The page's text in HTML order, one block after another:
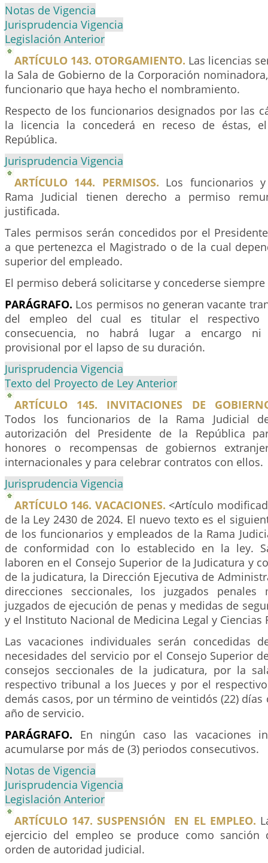
Notas de Vigencia
Jurisprudencia Vigencia
Legislación Anterior
ARTÍCULO 143. OTORGAMIENTO. Las licencias
la Sala de Gobierno de la Corporación
funcionario que haya hecho el nombramiento.
Respecto de los funcionarios designados por las
la licencia la concederá en receso de éstas,
República.
Jurisprudencia Vigencia
ARTÍCULO 144. PERMISOS. Los funcionarios
Rama Judicial tienen derecho a permiso
justificada.
Tales permisos serán concedidos por el
a que pertenezca el Magistrado o de la cual
superior del empleado.
El permiso deberá solicitarse y concederse
PARÁGRAFO. Los permisos no generan vacante
del empleo del cual es titular el respectivo
consecuencia, no habrá lugar a encargo ni
provisional por el lapso de su duración.
Jurisprudencia Vigencia
Texto del Proyecto de Ley Anterior
ARTÍCULO 145. INVITACIONES DE
Todos los funcionarios de la Rama Judicial
autorización del Presidente de la República
honores o recompensas de gobiernos
internacionales y para celebrar contratos con ellos.
Jurisprudencia Vigencia
ARTÍCULO 146. VACACIONES. <Artículo
de la Ley 2430 de 2024. El nuevo texto es el
de los funcionarios y empleados de la Rama
de conformidad con lo establecido en la ley.
laboren en el Consejo Superior de la Judicatura y
de la judicatura, la Dirección Ejecutiva de
direcciones seccionales, los juzgados
juzgados de ejecución de penas y medidas de
y el Instituto Nacional de Medicina Legal y Ciencias
Las vacaciones individuales serán concedidas
necesidades del servicio por el Consejo Superior
consejos seccionales de la judicatura, por la
respectivo tribunal a los Jueces y por el
demás casos, por un término de veintidós (22)
año de servicio.
PARÁGRAFO. En ningún caso las vacaciones
acumularse por más de (3) periodos consecutivos.
Notas de Vigencia
Jurisprudencia Vigencia
Legislación Anterior
ARTÍCULO 147. SUSPENSIÓN EN EL EMPLEO.
ejercicio del empleo se produce como sanción
orden de autoridad judicial.